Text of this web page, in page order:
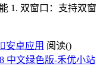
1. 双窗口：支持双窗
安卓应用 阅读()